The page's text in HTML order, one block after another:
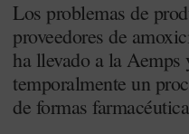
Los problemas de
proveedores de
ha llevado a la
temporalmente un
de formas